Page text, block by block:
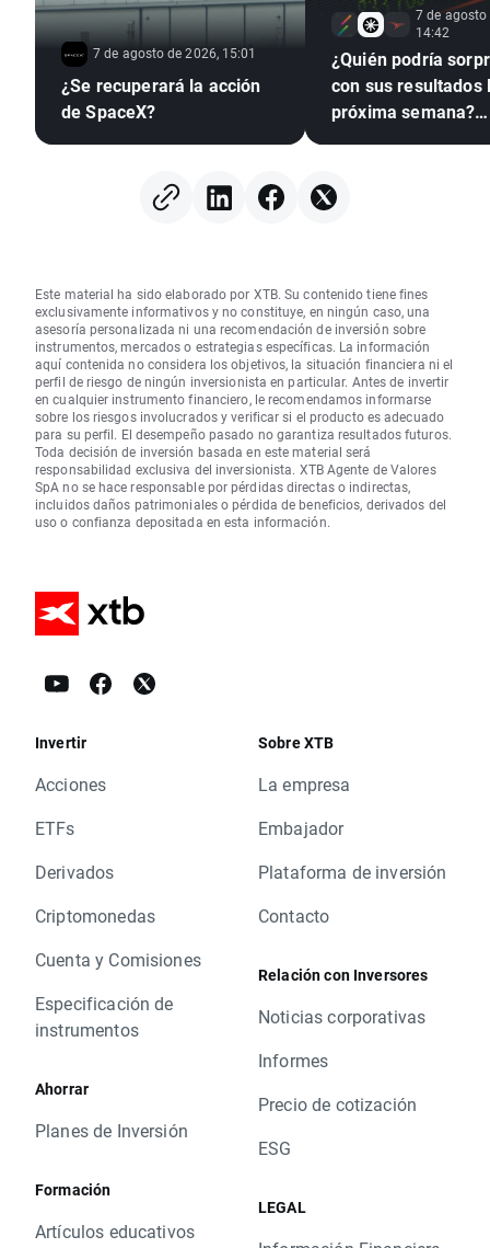
7 de agosto de 2026, 15:01
¿Se recuperará la acción
de SpaceX?
7 de agosto
14:42
¿Quién podría
con sus resultados
próxima semana?
Este material ha sido elaborado por XTB. Su contenido tiene fines
exclusivamente informativos y no constituye, en ningún caso, una
asesoría personalizada ni una recomendación de inversión sobre
instrumentos, mercados o estrategias específicas. La información
aquí contenida no considera los objetivos, la situación financiera ni el
perfil de riesgo de ningún inversionista en particular. Antes de invertir
en cualquier instrumento financiero, le recomendamos informarse
sobre los riesgos involucrados y verificar si el producto es adecuado
para su perfil. El desempeño pasado no garantiza resultados futuros.
Toda decisión de inversión basada en este material será
responsabilidad exclusiva del inversionista. XTB Agente de Valores
SpA no se hace responsable por pérdidas directas o indirectas,
incluidos daños patrimoniales o pérdida de beneficios, derivados del
uso o confianza depositada en esta información.
Invertir
Acciones
ETFs
Derivados
Criptomonedas
Cuenta y Comisiones
Especificación de
instrumentos
Ahorrar
Planes de Inversión
Formación
Artículos educativos
Sobre XTB
La empresa
Embajador
Plataforma de inversión
Contacto
Relación con Inversores
Noticias corporativas
Informes
Precio de cotización
ESG
LEGAL